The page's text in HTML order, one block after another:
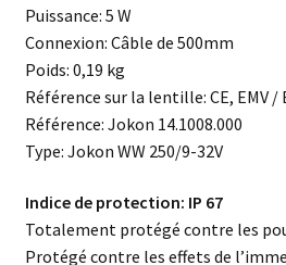
Puissance: 5 W
Connexion: Câble de 500mm
Poids: 0,19 kg
Référence sur la lentille: CE, EMV /
Référence: Jokon 14.1008.000
Type: Jokon WW 250/9-32V
Indice de protection: IP 67
Totalement protégé contre les
Protégé contre les effets de